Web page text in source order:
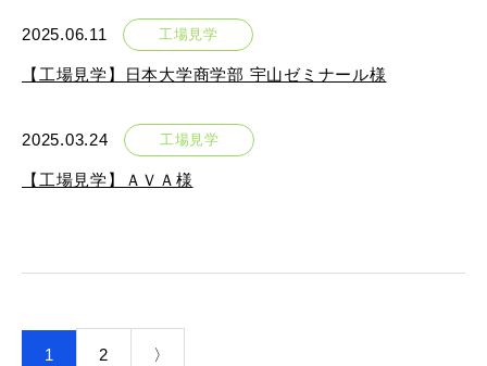
2025.06.11 工場見学
【工場見学】日本大学商学部 宇山ゼミナール様
2025.03.24 工場見学
【工場見学】ＡＶＡ様
1 2 〉